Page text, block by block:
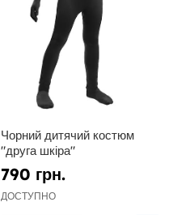
Чорний дитячий костюм
"друга шкіра"
790 грн.
ДОСТУПНО